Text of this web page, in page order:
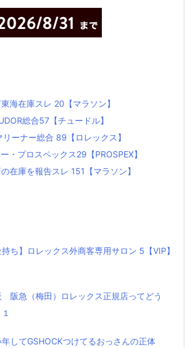
海在庫スレ 20【マラソン】
総合57【チュードル】
リーナー総合 89【ロレックス】
・プロスペックス29【PROSPEX】
在庫を報告スレ 151【マラソン】
持ち】ロレックス外商客専用サロン 5【VIP】
阪急（梅田）ロレックス正規店ってどう
年してGSHOCKつけてるおっさんの正体